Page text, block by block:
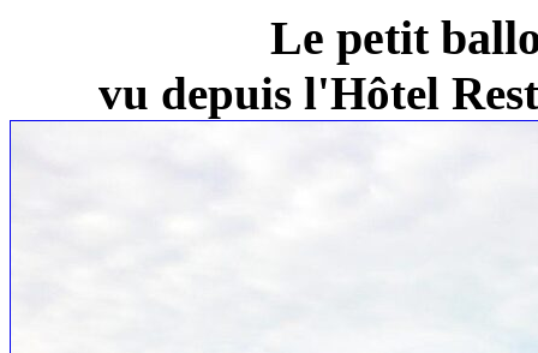
Le petit
vu depuis l'Hôtel